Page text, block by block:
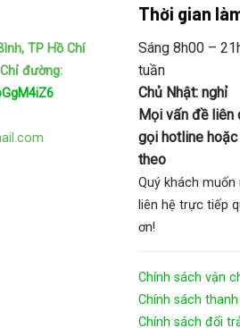
TP Hồ Chí
Chỉ đường:
Thời gian
Sáng 8h00 –
tuần
Chủ Nhật: nghỉ
Mọi vấn đề liên
gọi hotline
theo
Quý khách
liên hệ trực tiếp
ơn!
Chính sách vận
Chính sách
Chính sách đổi